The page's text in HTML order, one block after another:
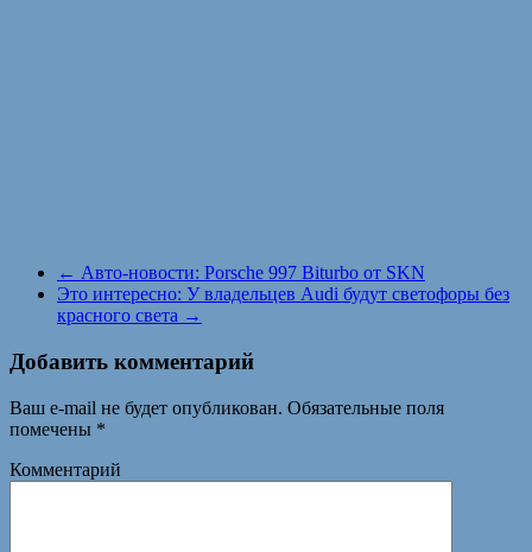
← Авто-новости: Porsche 997 Biturbo от SKN
Это интересно: У владельцев Audi будут светофоры без
красного света →
Добавить комментарий
Ваш e-mail не будет опубликован. Обязательные поля
помечены *
Комментарий